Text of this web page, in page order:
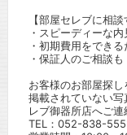
【部屋セレブに相談
・スピーディーな内
・初期費用をできる
・保証人のご相談も
お客様のお部屋探し
掲載されていない
レブ御器所店へご連
TEL：052-838-